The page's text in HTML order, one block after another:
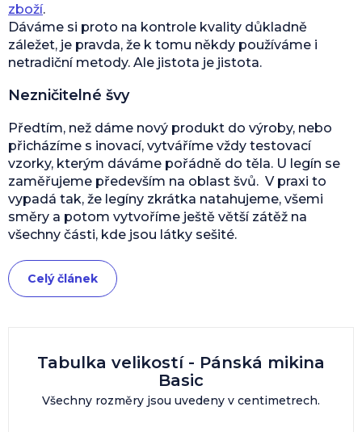
Tabulka velikostí - Pánská mikina
Basic
Všechny rozměry jsou uvedeny v centimetrech.
zboží.
Dáváme si proto na kontrole kvality důkladně
záležet, je pravda, že k tomu někdy používáme i
netradiční metody. Ale jistota je jistota.
Nezničitelné švy
Předtím, než dáme nový produkt do výroby, nebo
přicházíme s inovací, vytváříme vždy testovací
vzorky, kterým dáváme pořádně do těla. U legín se
zaměřujeme především na oblast švů. V praxi to
vypadá tak, že legíny zkrátka natahujeme, všemi
směry a potom vytvoříme ještě větší zátěž na
všechny části, kde jsou látky sešité.
Celý článek